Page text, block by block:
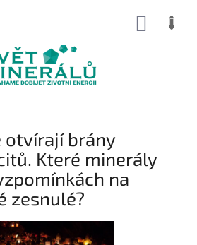
otvírají brány
Které minerály
na
zesnulé?